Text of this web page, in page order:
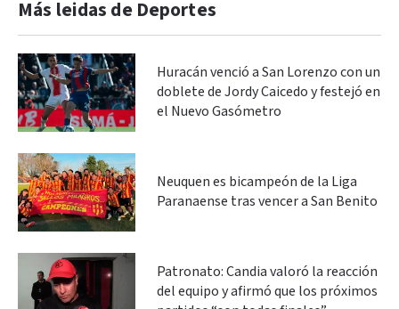
Más leidas de Deportes
Huracán venció a San Lorenzo con un
doblete de Jordy Caicedo y festejó en
el Nuevo Gasómetro
Neuquen es bicampeón de la Liga
Paranaense tras vencer a San Benito
Patronato: Candia valoró la reacción
del equipo y afirmó que los próximos